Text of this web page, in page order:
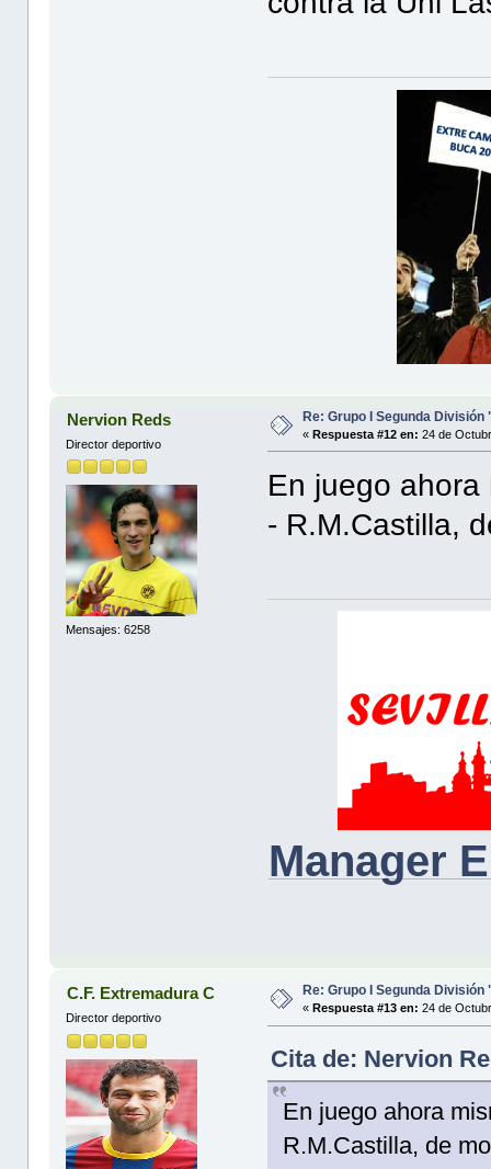
Nervion Reds
Director deportivo
Mensajes: 6258
Re: Grupo I Segunda División
«Respuesta #12 en: 24 de
En juego ahora
- R.M.Castilla,
Manager
C.F. Extremadura C
Director deportivo
Re: Grupo I Segunda División
« Respuesta #13 en: 24 de
Cita de: Nervion
En juego ahora
R.M.Castilla, de